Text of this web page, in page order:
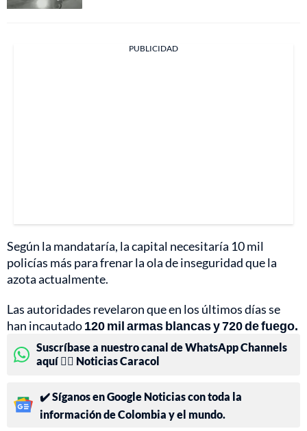
PUBLICIDAD
Según la mandataría, la capital necesitaría 10 mil
policías más para frenar la ola de inseguridad que la
azota actualmente.
Las autoridades revelaron que en los últimos días se
han incautado120 mil armas blancas y 720 de fuego.
Suscríbase a nuestro canal de WhatsApp Channels
aquí 👉🏻 Noticias Caracol
✔️ Síganos en Google Noticias con toda la
información de Colombia y el mundo.